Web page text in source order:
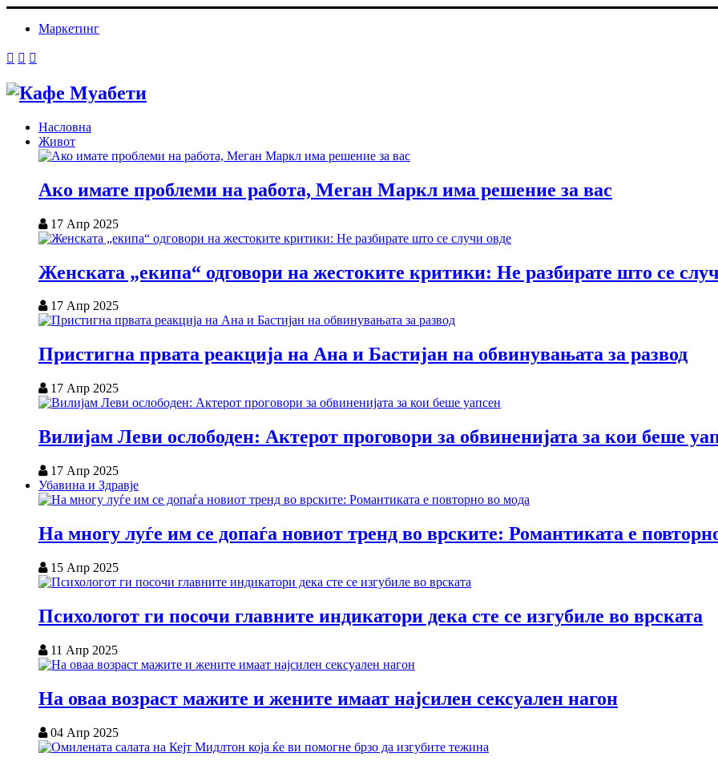
Маркетинг
Насловна
Живот
Ако имате проблеми на работа, Меган Маркл има решение за вас
17 Апр 2025
Женската „екипа“ одговори на жестоките критики: Не разбирате што се
17 Апр 2025
Пристигна првата реакција на Ана и Бастијан на обвинувањата за развод
17 Апр 2025
Вилијам Леви ослободен: Актерот проговори за обвиненијата за кои беше
17 Апр 2025
Убавина и Здравје
На многу луѓе им се допаѓа новиот тренд во врските: Романтиката е
15 Апр 2025
Психологот ги посочи главните индикатори дека сте се изгубиле во врската
11 Апр 2025
На оваа возраст мажите и жените имаат најсилен сексуален нагон
04 Апр 2025